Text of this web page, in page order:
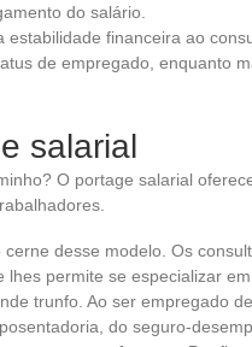
do salário.
financeira ao
de empregado, enquanto
salarial
O portage salarial
desse modelo. Os
permite se especializar
trunfo. Ao ser empregado
do seguro-